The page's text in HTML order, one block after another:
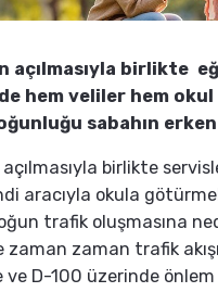
açılmasıyla birlikte
hem veliler hem
sabahın
açılmasıyla birlikte
aracıyla okula
trafik oluşmasına
zaman zaman trafik
ve D-100 üzerinde önlem